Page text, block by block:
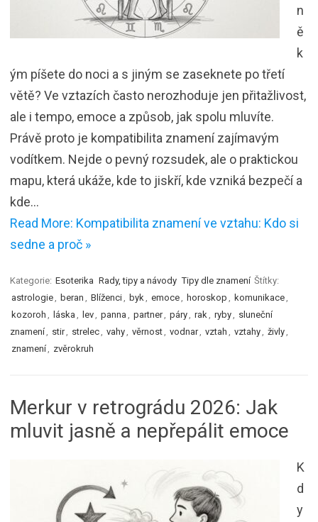
n
ě
k
ým píšete do noci a s jiným se zaseknete po třetí
větě? Ve vztazích často nerozhoduje jen přitažlivost,
ale i tempo, emoce a způsob, jak spolu mluvíte.
Právě proto je kompatibilita znamení zajímavým
vodítkem. Nejde o pevný rozsudek, ale o praktickou
mapu, která ukáže, kde to jiskří, kde vzniká bezpečí a
kde…
Read More: Kompatibilita znamení ve vztahu: Kdo si
sedne a proč »
Kategorie: Esoterika Rady, tipy a návody Tipy dle znamení Štítky:
astrologie
beran Blíženci byk emoce horoskop komunikace
kozoroh
láska lev panna partner páry rak ryby
sluneční
znamení
stir strelec vahy věrnost vodnar vztah vztahy živly
znamení
zvěrokruh
Merkur v retrográdu 2026: Jak
mluvit jasně a nepřepálit emoce
K
d
y